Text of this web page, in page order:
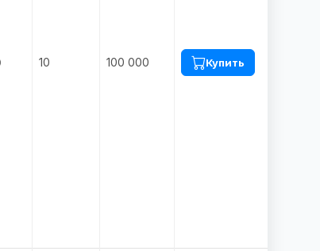
10 100 000 Купить